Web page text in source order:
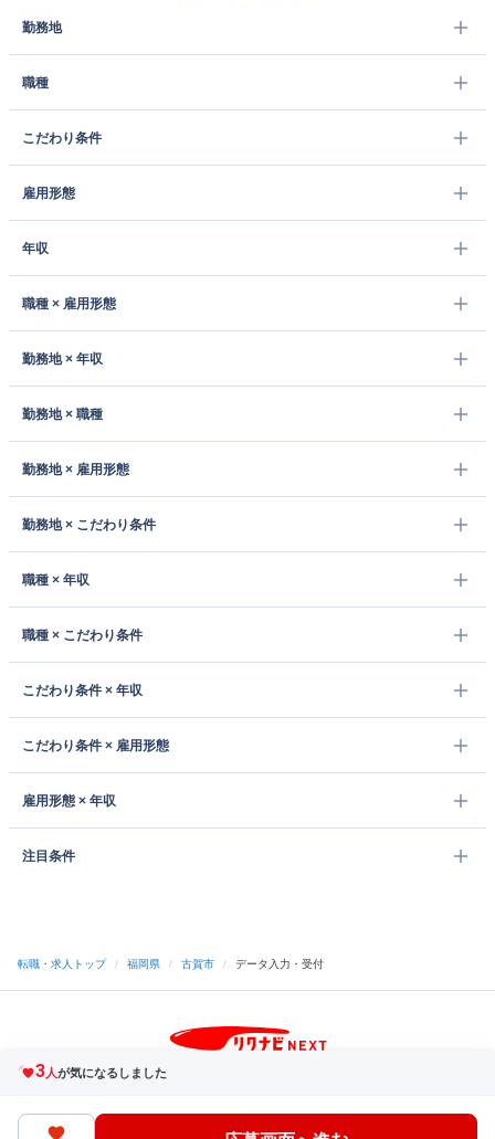
勤務地
職種
こだわり条件
雇用形態
年収
職種 × 雇用形態
勤務地 × 年収
勤務地 × 職種
勤務地 × 雇用形態
勤務地 × こだわり条件
職種 × 年収
職種 × こだわり条件
こだわり条件 × 年収
こだわり条件 × 雇用形態
雇用形態 × 年収
注目条件
3人が気になるしました
転職・求人トップ / 福岡県 / 古賀市 / データ入力・受付
中途採用をご検討の企業様
ヘルプ・お問い合わせ